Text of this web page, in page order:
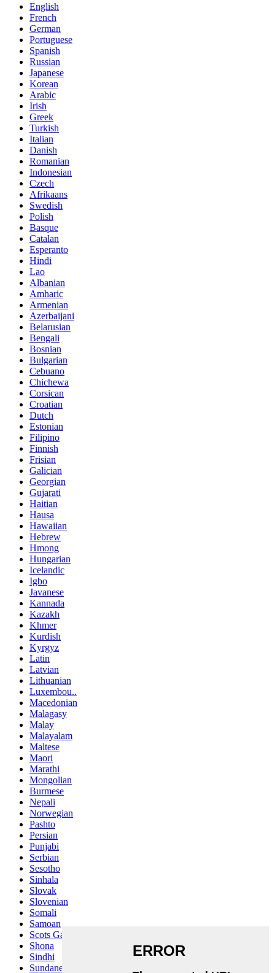
English
French
German
Portuguese
Spanish
Russian
Japanese
Korean
Arabic
Irish
Greek
Turkish
Italian
Danish
Romanian
Indonesian
Czech
Afrikaans
Swedish
Polish
Basque
Catalan
Esperanto
Hindi
Lao
Albanian
Amharic
Armenian
Azerbaijani
Belarusian
Bengali
Bosnian
Bulgarian
Cebuano
Chichewa
Corsican
Croatian
Dutch
Estonian
Filipino
Finnish
Frisian
Galician
Georgian
Gujarati
Haitian
Hausa
Hawaiian
Hebrew
Hmong
Hungarian
Icelandic
Igbo
Javanese
Kannada
Kazakh
Khmer
Kurdish
Kyrgyz
Latin
Latvian
Lithuanian
Luxembou..
Macedonian
Malagasy
Malay
Malayalam
Maltese
Maori
Marathi
Mongolian
Burmese
Nepali
Norwegian
Pashto
Persian
Punjabi
Serbian
Sesotho
Sinhala
Slovak
Slovenian
Somali
Samoan
Scots Gaelic
Shona
Sindhi
Sundanese